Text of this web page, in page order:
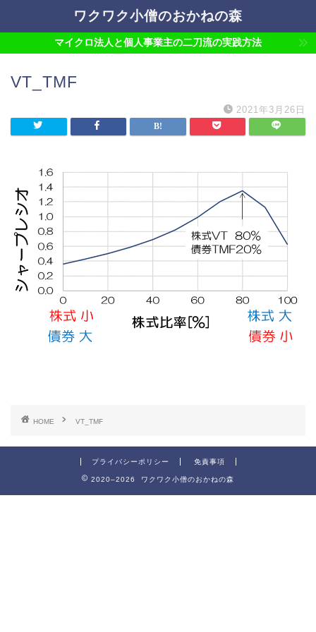
ワクワク小僧のおかねの森
マイクロ法人と個人事業主の二刀流の実践方法
VT_TMF
2021年3月26日
HOME VT_TMF
プライバシーポリシー 免責事項
2020–2026 ワクワク小僧のおかねの森